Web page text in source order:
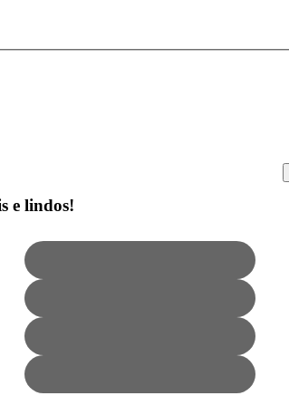
e lindos!